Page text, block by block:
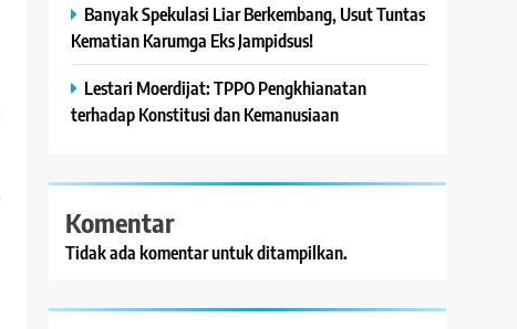
Banyak Spekulasi Liar Berkembang, Usut Tuntas
Kematian Karumga Eks Jampidsus!
Lestari Moerdijat: TPPO Pengkhianatan
terhadap Konstitusi dan Kemanusiaan
Komentar
Tidak ada komentar untuk ditampilkan.